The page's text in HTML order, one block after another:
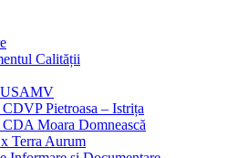
Calității
USAMV
CDVP Pietroasa – Istrița
CDA Moara Domnească
Terra Aurum